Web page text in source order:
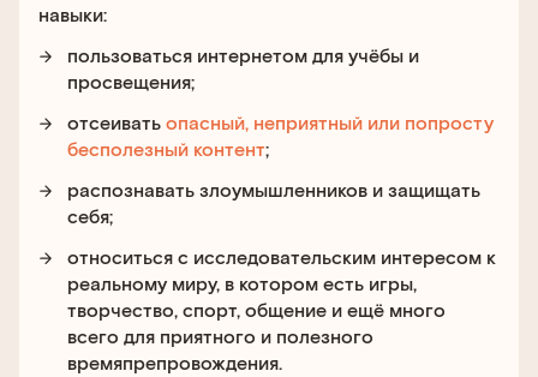
навыки:
пользоваться интернетом для учёбы и
просвещения;
отсеивать опасный, неприятный или попросту
бесполезный контент;
распознавать злоумышленников и защищать
себя;
относиться с исследовательским интересом к
реальному миру, в котором есть игры,
творчество, спорт, общение и ещё много
всего для приятного и полезного
времяпрепровождения.